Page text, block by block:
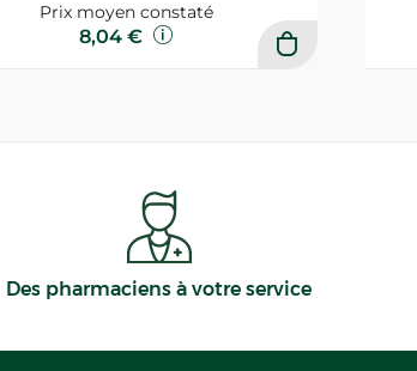
Prix moyen constaté
8,04 €
Des pharmaciens à votre service